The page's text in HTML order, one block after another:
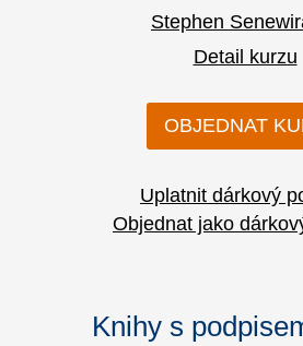
Stephen
Detail kurzu
OBJEDNAT
Uplatnit dárkový
Objednat jako
Knihy s